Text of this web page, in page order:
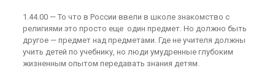
1.44.00 — То что в России ввели в школе знакомство с
религиями это просто еще один предмет. Но должно быть
другое — предмет над предметами. Где не учителя должны
учить детей по учебнику, но люди умудренные глубоким
жизненным опытом передавать знания детям.